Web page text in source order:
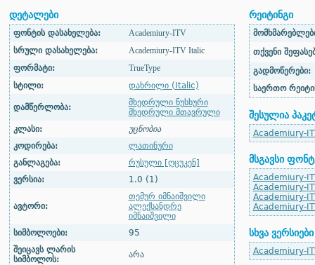
დეტალები
ფონტის დასახელება:
Academiury-ITV
სრული დასახელება:
Academiury-ITV Italic
ფორმატი:
TrueType
სტილი:
დახრილი (Italic)
დამწერლობა:
მხედრული ნუსხური
მხედრული მთავრული
კლასი:
უცნობია
კოდირება:
ლათინური
განლაგება:
რუსული [ღცუკენ]
ვერსია:
1.0 (1)
ავტორი:
თემურ იმნაიშვილი
ალექსანდრე
იმნაიშვილი
სიმბოლოები:
95
შეიცავს ლარის
სიმბოლოს:
არა
რეიტინგი
თქვენი
გადმოწერები:
საერთო
შესულია
Academiury-
მსგავსი
Academiury-
Academiury-
Academiury-
Academiury-
სხვა ვერსიები
Academiury-